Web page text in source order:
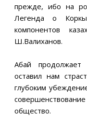
прежде, ибо на
Легенда о
компонентов
Ш.Валиханов.
Абай
оставил нам
глубоким
общество.